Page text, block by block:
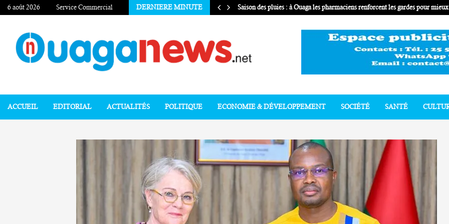
6 août 2026 Service Commercial DERNIERE MINUTE Saison des pluies : à Ouaga les pharmaciens renforcent les gardes pour
ACCUEIL EDITORIAL ACTUALITÉS POLITIQUE ECONOMIE & DÉVELOPPEMENT SOCIÉTÉ SANTÉ